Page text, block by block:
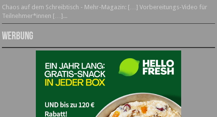
Chaos auf dem Schreibtisch - Mehr-Magazin: […] Vorbereitungs-Video für
Teilnehmer*innen […]...
Werbung